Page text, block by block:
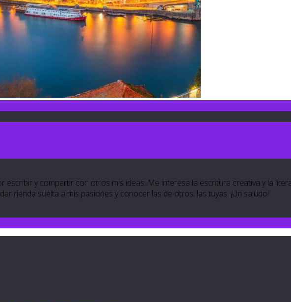
escribir y compartir con otros mis ideas. Me interesa la escritura creativa y la
rienda suelta a mis pasiones y conocer las de otros; las tuyas. ¡Un saludo!